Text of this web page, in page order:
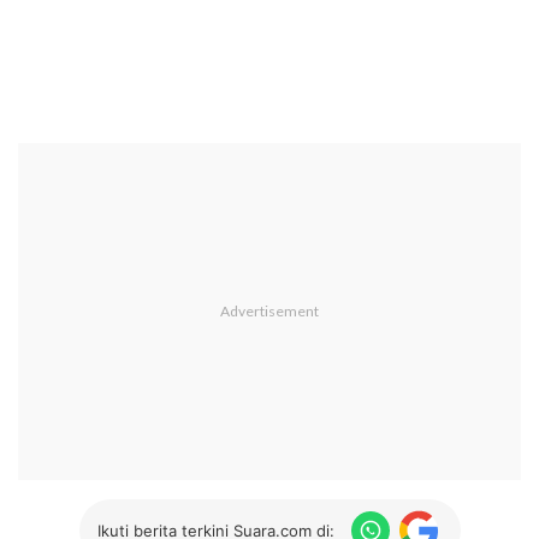
Ikuti berita terkini Suara.com di: